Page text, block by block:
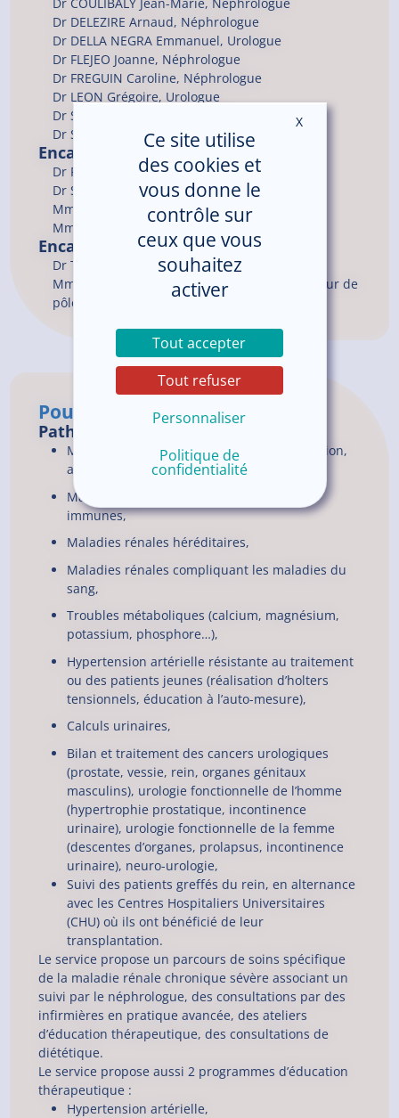
Dr DELEZIRE Arnaud, Néphrologue
Dr DELLA NEGRA Emmanuel, Urologue
Dr FLEJEO Joanne, Néphrologue
Dr FREGUIN Caroline, Néphrologue
Dr LEON Grégoire, Urologue
DrSIMON
DrSOH MANKONG Dorothée
Encadrement du service
Dr FREGUIN Caroline, Cheffe de service
Dr SIMON Amélie, Cheffe de service
Mme LIMON Véronique, Cadre de santé
Mme HELARY Céline, Cadre de santé
Encadrement du pôle
Dr TALDIR Guillaume, Chef de pôle
Mme BOISBRAS Christine, Cadre coordonnateur de
pôle
Pour en savoir plus
Pathologies prises en charges
Maladies rénales secondaires à l’hypertension,
au diabète, aux malformations urinaires,
Maladies rénales inflammatoires et auto-
immunes,
Maladies rénales héréditaires,
Maladies rénales compliquant les maladies du
sang,
Troubles métaboliques (calcium, magnésium,
potassium, phosphore…),
Hypertension artérielle résistante au traitement
ou des patients jeunes (réalisation d’holters
tensionnels, éducation à l’auto-mesure),
Calculs urinaires,
Bilan et traitement des cancers urologiques
(prostate, vessie, rein, organes génitaux
masculins), urologie fonctionnelle de l’homme
(hypertrophie prostatique, incontinence
urinaire), urologie fonctionnelle de la femme
(descentes d’organes, prolapsus, incontinence
urinaire), neuro-urologie,
Suivi des patients greffés du rein, en alternance
avec les Centres Hospitaliers Universitaires
(CHU) où ils ont bénéficié de leur
transplantation.
Le service propose un parcours de soins spécifique
de la maladie rénale chronique sévère associant un
suivi par le néphrologue, des consultations par des
infirmières en pratique avancée, des ateliers
d’éducation thérapeutique, des consultations de
diététique.
Le service propose aussi 2 programmes d’éducation
thérapeutique :
Hypertension artérielle,
Ce site utilise
des cookies et
vous donne le
contrôle sur
ceux que vous
souhaitez
activer
Tout accepter
Tout refuser
Personnaliser
Politique de
confidentialité
XMasquer le